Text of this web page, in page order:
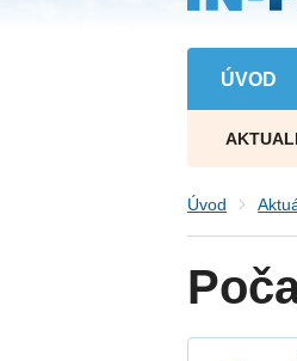
ÚVOD
Úvod